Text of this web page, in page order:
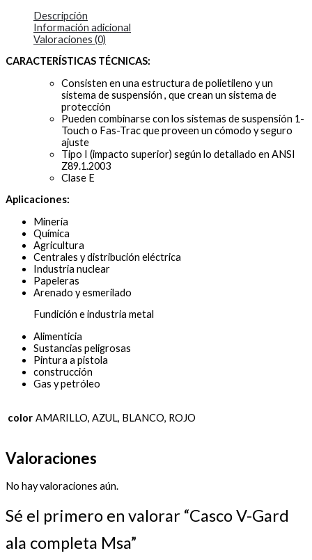
Descripción
Información adicional
Valoraciones (0)
CARACTERÍSTICAS TÉCNICAS:
Consisten en una estructura de polietileno y un
sistema de suspensión , que crean un sistema de
protección
Pueden combinarse con los sistemas de suspensión 1-
Touch o Fas-Trac que proveen un cómodo y seguro
ajuste
Tipo I (impacto superior) según lo detallado en ANSI
Z89.1.2003
Clase E
Aplicaciones:
Minería
Química
Agricultura
Centrales y distribución eléctrica
Industria nuclear
Papeleras
Arenado y esmerilado
Fundición e industria metal
Alimenticia
Sustancias peligrosas
Pintura a pistola
construcción
Gas y petróleo
color AMARILLO, AZUL, BLANCO, ROJO
Valoraciones
No hay valoraciones aún.
Sé el primero en valorar “Casco V-Gard
ala completa Msa”